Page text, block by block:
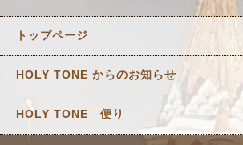
トップページ
HOLY TONE からのお知らせ
HOLY TONE 便り